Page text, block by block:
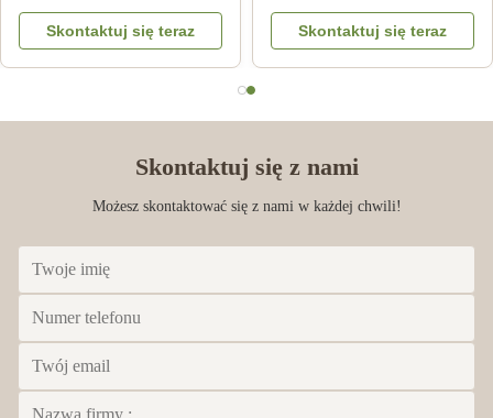
kg Karton suplement diety
Skontaktuj się teraz
pszczeli Do pielęgnacji
zdrowia z Bee star
Skontaktuj się teraz
Skontaktuj się z nami
Możesz skontaktować się z nami w każdej chwili!